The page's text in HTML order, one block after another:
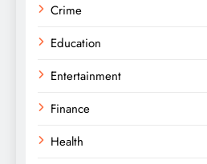
Crime
Education
Entertainment
Finance
Health